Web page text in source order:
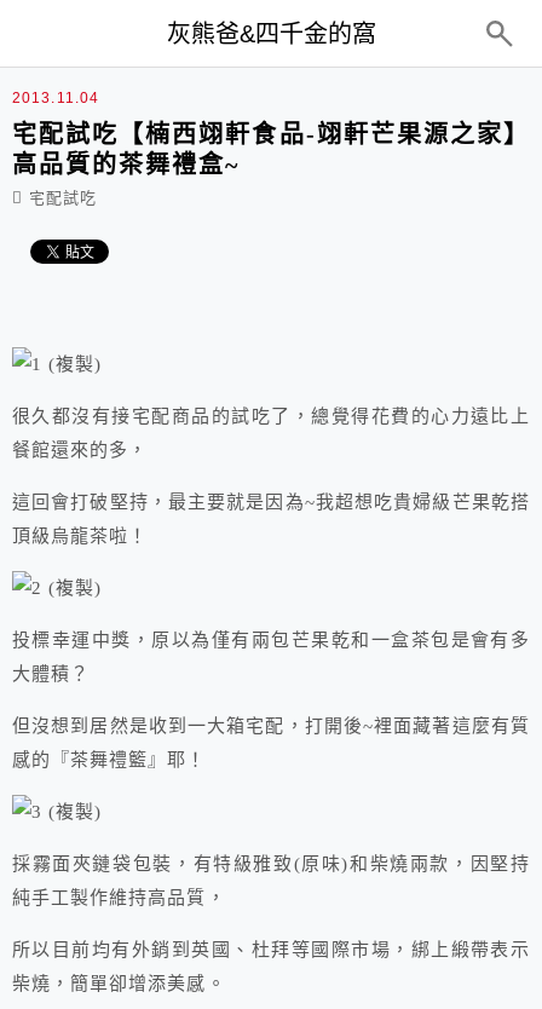
灰熊爸&四千金的窩
2013.11.04
宅配試吃【楠西翊軒食品-翊軒芒果源之家】
高品質的茶舞禮盒~
宅配試吃
很久都沒有接宅配商品的試吃了，總覺得花費的心力遠比上
餐館還來的多，
這回會打破堅持，最主要就是因為~我超想吃貴婦級芒果乾搭
頂級烏龍茶啦！
投標幸運中獎，原以為僅有兩包芒果乾和一盒茶包是會有多
大體積？
但沒想到居然是收到一大箱宅配，打開後~裡面藏著這麼有質
感的『茶舞禮籃』耶！
採霧面夾鏈袋包裝，有特級雅致(原味)和柴燒兩款，因堅持
純手工製作維持高品質，
所以目前均有外銷到英國、杜拜等國際市場，綁上緞帶表示
柴燒，簡單卻增添美感。